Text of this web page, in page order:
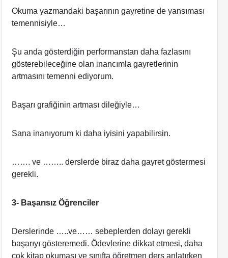
Okuma yazmandaki başarının gayretine de yansıması
temennisiyle…
Şu anda gösterdiğin performanstan daha fazlasını
gösterebileceğine olan inancımla gayretlerinin
artmasını temenni ediyorum.
Başarı grafiğinin artması dileğiyle…
Sana inanıyorum ki daha iyisini yapabilirsin.
……. ve …….. derslerde biraz daha gayret göstermesi
gerekli.
3- Başarısız Öğrenciler
Derslerinde …..ve…… sebeplerden dolayı gerekli
başarıyı gösteremedi. Ödevlerine dikkat etmesi, daha
çok kitap okuması ve sınıfta öğretmen ders anlatırken